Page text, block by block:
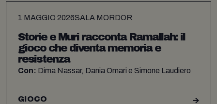
1 MAGGIO 2026SALA MORDOR
Storie e Muri racconta Ramallah: il
gioco che diventa memoria e
resistenza
Con: Dima Nassar, Dania Omari e Simone Laudiero
GIOCO